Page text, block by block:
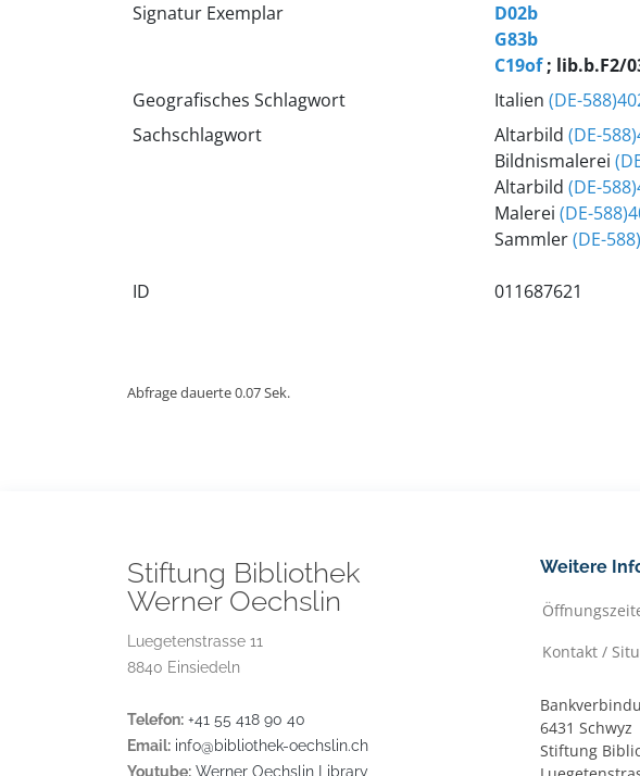
Signatur Exemplar
D02b
G83b
C19of; lib.b.F2/
Geografisches Schlagwort
Italien (DE-
Sachschlagwort
Altarbild (DE-
Bildnismalerei
Altarbild (DE-
Malerei (DE-
Sammler(DE-
ID 011687621
Abfrage dauerte 0.07 Sek.
Stiftung Bibliothek
Werner Oechslin
Luegetenstrasse 11
8840 Einsiedeln
Telefon: +41 55 418 90 40
Email: info@bibliothek-oechslin.ch
Youtube: Werner Oechslin Library
Weitere
Kontakt /
6431 Schwyz
Stiftung